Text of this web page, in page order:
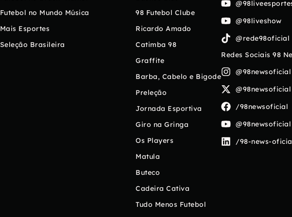
Futebol no Mundo
Mais Esportes
Seleção Brasileira
Música
98 Futebol Clube
Ricardo Amado
Catimba 98
Graffite
Barba, Cabelo e Bigode
Preleção
Jornada Esportiva
Giro na Gringa
Os Players
Matula
Buteco
Cadeira Cativa
Tudo Menos Futebol
@98liveshow
@rede98oficial
Redes Sociais 98
@98newsoficial
@98newsoficial
/98newsoficial
@98newsoficial
/98-news-